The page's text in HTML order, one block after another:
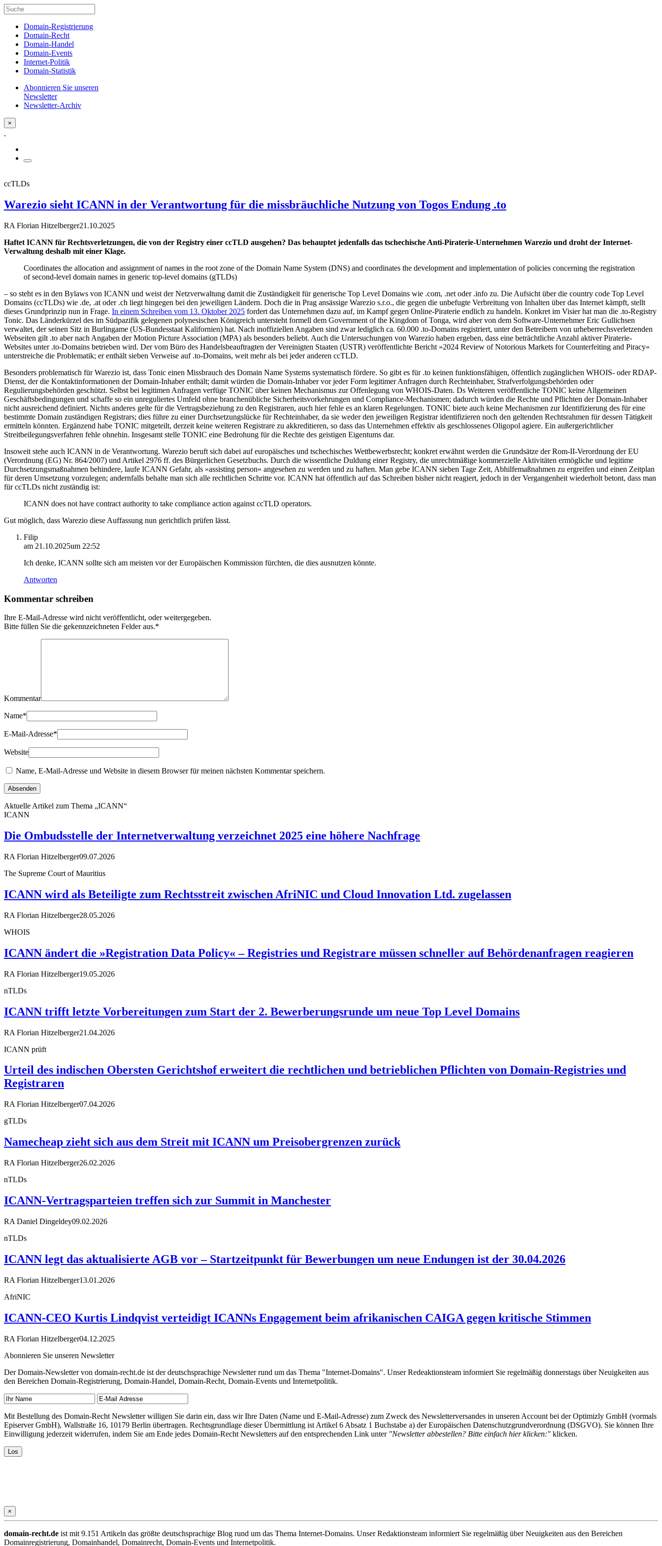
Domain-Registrierung
Domain-Recht
Domain-Handel
Domain-Events
Internet-Politik
Domain-Statistik
Abonnieren Sie unseren
Newsletter
Newsletter-Archiv
×
ccTLDs
Warezio sieht ICANN in der Verantwortung für die missbräuchliche Nutzung von Togos Endung .to
RA Florian Hitzelberger21.10.2025
Haftet ICANN für Rechtsverletzungen, die von der Registry einer ccTLD ausgehen? Das behauptet jedenfalls das tschechische Anti-Piraterie-Unternehmen Warezio und droht der Internet-
Verwaltung deshalb mit einer Klage.
Coordinates the allocation and assignment of names in the root zone of the Domain Name System (DNS) and coordinates the development and implementation of policies concerning the registration
of second-level domain names in generic top-level domains (gTLDs)
– so steht es in den Bylaws von ICANN und weist der Netzverwaltung damit die Zuständigkeit für generische Top Level Domains wie .com, .net oder .info zu. Die Aufsicht über die country code Top Level
Domains (ccTLDs) wie .de, .at oder .ch liegt hingegen bei den jeweiligen Ländern. Doch die in Prag ansässige Warezio s.r.o., die gegen die unbefugte Verbreitung von Inhalten über das Internet kämpft, stellt
dieses Grundprinzip nun in Frage. In einem Schreiben vom 13. Oktober 2025 fordert das Unternehmen dazu auf, im Kampf gegen Online-Piraterie endlich zu handeln. Konkret im Visier hat man die .to-Registry
Tonic. Das Länderkürzel des im Südpazifik gelegenen polynesischen Königreich untersteht formell dem Government of the Kingdom of Tonga, wird aber von dem Software-Unternehmer Eric Gullichsen
verwaltet, der seinen Sitz in Burlingame (US-Bundesstaat Kalifornien) hat. Nach inoffiziellen Angaben sind zwar lediglich ca. 60.000 .to-Domains registriert, unter den Betreibern von urheberrechsverletzenden
Webseiten gilt .to aber nach Angaben der Motion Picture Association (MPA) als besonders beliebt. Auch die Untersuchungen von Warezio haben ergeben, dass eine beträchtliche Anzahl aktiver Piraterie-
Websites unter .to-Domains betrieben wird. Der vom Büro des Handelsbeauftragten der Vereinigten Staaten (USTR) veröffentlichte Bericht »2024 Review of Notorious Markets for Counterfeiting and Piracy«
unterstreiche die Problematik; er enthält sieben Verweise auf .to-Domains, weit mehr als bei jeder anderen ccTLD.
Besonders problematisch für Warezio ist, dass Tonic einen Missbrauch des Domain Name Systems systematisch fördere. So gibt es für .to keinen funktionsfähigen, öffentlich zugänglichen WHOIS- oder RDAP-
Dienst, der die Kontaktinformationen der Domain-Inhaber enthält; damit würden die Domain-Inhaber vor jeder Form legitimer Anfragen durch Rechteinhaber, Strafverfolgungsbehörden oder
Regulierungsbehörden geschützt. Selbst bei legitimen Anfragen verfüge TONIC über keinen Mechanismus zur Offenlegung von WHOIS-Daten. Ds Weiteren veröffentliche TONIC keine Allgemeinen
Geschäftsbedingungen und schaffe so ein unreguliertes Umfeld ohne branchenübliche Sicherheitsvorkehrungen und Compliance-Mechanismen; dadurch würden die Rechte und Pflichten der Domain-Inhaber
nicht ausreichend definiert. Nichts anderes gelte für die Vertragsbeziehung zu den Registraren, auch hier fehle es an klaren Regelungen. TONIC biete auch keine Mechanismen zur Identifizierung des für eine
bestimmte Domain zuständigen Registrars; dies führe zu einer Durchsetzungslücke für Rechteinhaber, da sie weder den jeweiligen Registrar identifizieren noch den geltenden Rechtsrahmen für dessen Tätigkeit
ermitteln könnten. Ergänzend habe TONIC mitgeteilt, derzeit keine weiteren Registrare zu akkreditieren, so dass das Unternehmen effektiv als geschlossenes Oligopol agiere. Ein außergerichtlicher
Streitbeilegungsverfahren fehle ohnehin. Insgesamt stelle TONIC eine Bedrohung für die Rechte des geistigen Eigentums dar.
Insoweit stehe auch ICANN in de Verantwortung. Warezio beruft sich dabei auf europäisches und tschechisches Wettbewerbsrecht; konkret erwähnt werden die Grundsätze der Rom-II-Verordnung der EU
(Verordnung (EG) Nr. 864/2007) und Artikel 2976 ff. des Bürgerlichen Gesetzbuchs. Durch die wissentliche Duldung einer Registry, die unrechtmäßige kommerzielle Aktivitäten ermögliche und legitime
Durchsetzungsmaßnahmen behindere, laufe ICANN Gefahr, als »assisting person« angesehen zu werden und zu haften. Man gebe ICANN sieben Tage Zeit, Abhilfemaßnahmen zu ergreifen und einen Zeitplan
für deren Umsetzung vorzulegen; andernfalls behalte man sich alle rechtlichen Schritte vor. ICANN hat öffentlich auf das Schreiben bisher nicht reagiert, jedoch in der Vergangenheit wiederholt betont, dass man
für ccTLDs nicht zuständig ist:
ICANN does not have contract authority to take compliance action against ccTLD operators.
Gut möglich, dass Warezio diese Auffassung nun gerichtlich prüfen lässt.
Filip
am 21.10.2025um 22:52
Ich denke, ICANN sollte sich am meisten vor der Europäischen Kommission fürchten, die dies ausnutzen könnte.
Antworten
Kommentar schreiben
Ihre E-Mail-Adresse wird nicht veröffentlicht, oder weitergegeben.
Bitte füllen Sie die gekennzeichneten Felder aus.*
Kommentar
Name*
E-Mail-Adresse*
Website
Name, E-Mail-Adresse und Website in diesem Browser für meinen nächsten Kommentar speichern.
Aktuelle Artikel zum Thema „ICANN“
ICANN
Die Ombudsstelle der Internetverwaltung verzeichnet 2025 eine höhere Nachfrage
RA Florian Hitzelberger09.07.2026
The Supreme Court of Mauritius
ICANN wird als Beteiligte zum Rechtsstreit zwischen AfriNIC und Cloud Innovation Ltd. zugelassen
RA Florian Hitzelberger28.05.2026
WHOIS
ICANN ändert die »Registration Data Policy« – Registries und Registrare müssen schneller auf Behördenanfragen reagieren
RA Florian Hitzelberger19.05.2026
nTLDs
ICANN trifft letzte Vorbereitungen zum Start der 2. Bewerberungsrunde um neue Top Level Domains
RA Florian Hitzelberger21.04.2026
ICANN prüft
Urteil des indischen Obersten Gerichtshof erweitert die rechtlichen und betrieblichen Pflichten von Domain-Registries und
Registraren
RA Florian Hitzelberger07.04.2026
gTLDs
Namecheap zieht sich aus dem Streit mit ICANN um Preisobergrenzen zurück
RA Florian Hitzelberger26.02.2026
nTLDs
ICANN-Vertragsparteien treffen sich zur Summit in Manchester
RA Daniel Dingeldey09.02.2026
nTLDs
ICANN legt das aktualisierte AGB vor – Startzeitpunkt für Bewerbungen um neue Endungen ist der 30.04.2026
RA Florian Hitzelberger13.01.2026
AfriNIC
ICANN-CEO Kurtis Lindqvist verteidigt ICANNs Engagement beim afrikanischen CAIGA gegen kritische Stimmen
RA Florian Hitzelberger04.12.2025
Abonnieren Sie unseren Newsletter
Der Domain-Newsletter von domain-recht.de ist der deutschsprachige Newsletter rund um das Thema "Internet-Domains". Unser Redeaktionsteam informiert Sie regelmäßig donnerstags über Neuigkeiten aus
den Bereichen Domain-Registrierung, Domain-Handel, Domain-Recht, Domain-Events und Internetpolitik.
Mit Bestellung des Domain-Recht Newsletter willigen Sie darin ein, dass wir Ihre Daten (Name und E-Mail-Adresse) zum Zweck des Newsletterversandes in unseren Account bei der Optimizly GmbH (vormals
Episerver GmbH), Wallstraße 16, 10179 Berlin übertragen. Rechtsgrundlage dieser Übermittlung ist Artikel 6 Absatz 1 Buchstabe a) der Europäischen Datenschutzgrundverordnung (DSGVO). Sie können Ihre
Einwilligung jederzeit widerrufen, indem Sie am Ende jedes Domain-Recht Newsletters auf den entsprechenden Link unter "Newsletter abbestellen? Bitte einfach hier klicken:" klicken.
×
domain-recht.de ist mit 9.151 Artikeln das größte deutschsprachige Blog rund um das Thema Internet-Domains. Unser Redaktionsteam informiert Sie regelmäßig über Neuigkeiten aus den Bereichen
Domainregistrierung, Domainhandel, Domainrecht, Domain-Events und Internetpolitik.